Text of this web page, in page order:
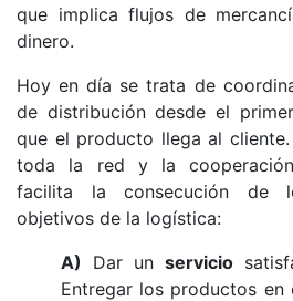
que implica flujos de
dinero.
Hoy en día se trata de
de distribución desde el
que el producto llega al
toda la red y la
facilita la consecución de
objetivos de la logística:
A) Dar un servicio
Entregar los productos